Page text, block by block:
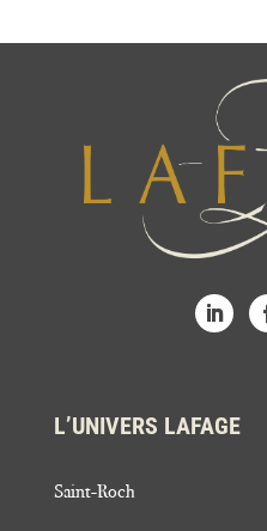
L’UNIVERS LAFAGE
Saint-Roch